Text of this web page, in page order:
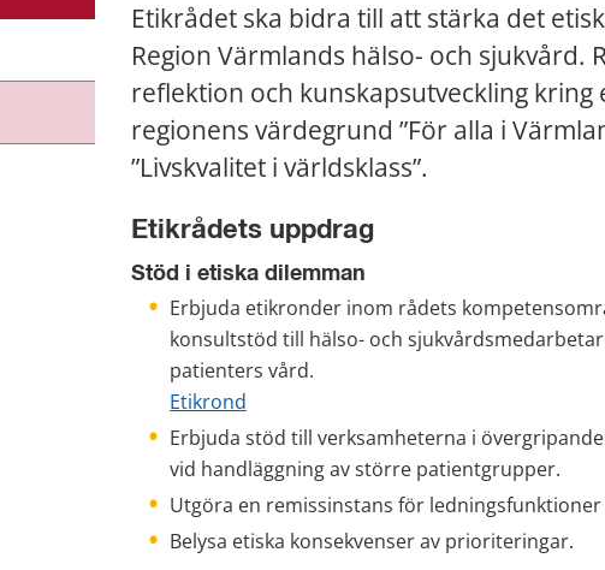
Etikrådet ska bidra till att stärka det
Region Värmlands hälso- och sjukvård.
reflektion och kunskapsutveckling kring
regionens värdegrund ”För alla i
”Livskvalitet i världsklass”.
Etikrådets uppdrag
Stöd i etiska dilemman
Erbjuda etikronder inom rådets
konsultstöd till hälso- och
patienters vård.
Etikrond
Erbjuda stöd till verksamheterna i
vid handläggning av större patientgrupper.
Utgöra en remissinstans för
Belysa etiska konsekvenser av prioriteringar.